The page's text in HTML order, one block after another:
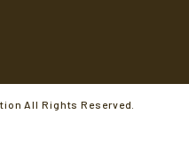
All Rights Reserved.